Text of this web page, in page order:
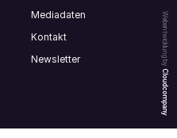
Webentwicklung by
Cloudcompany
Mediadaten
Kontakt
Newsletter